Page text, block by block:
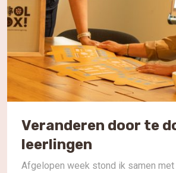
Veranderen door te
leerlingen
Afgelopen week stond ik samen